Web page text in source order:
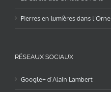
Pierres en lumières dans l’Orne
RÉSEAUX SOCIAUX
Google+ d’Alain Lambert